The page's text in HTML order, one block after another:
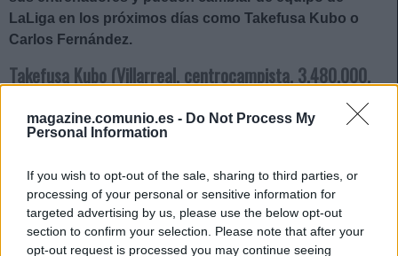
magazine.comunio.es - Do Not Process My
Personal Information
If you wish to opt-out of the sale, sharing to third parties, or
processing of your personal or sensitive information for
targeted advertising by us, please use the below opt-out
section to confirm your selection. Please note that after your
opt-out request is processed you may continue seeing
LaLiga en los próximos días como Takefusa Kubo o
Carlos Fernández.
Takefusa Kubo (Villarreal, centrocampista, 3.480.000,
El japonés llegó como cedido al Villarreal en verano con el
en un equipo puntero que juega competición europea. Sin
embargo, no ha convencido a Emery y el técnico apenas lo
ha utilizado como titular en Liga. De 13 partidos que ha
jugado, en 2 fue titular.